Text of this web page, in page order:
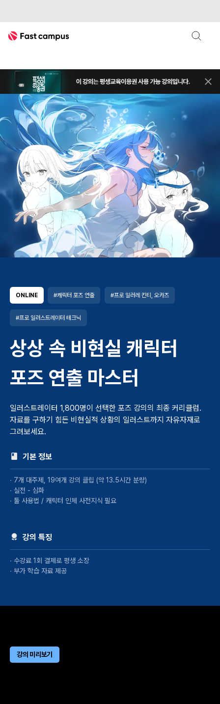
Fast Campus
상단
네오아카데미 : 상상 속 비현실 캐
네오아카데미
캐주얼일러스트
ONLINE #캐릭터 포즈 연출 #프로 일러레 킨티, 오카즈
#프로 일러스트레이터 테크닉
상상 속 비현실 캐릭터
포즈 연출 마스터
일러스트레이터 1,800명이 선택한 포즈 강의의 최종 커리큘럼.
자료를 구하기 힘든 비현실적 상황의 일러스트까지 자유자재로
그려보세요.
기본 정보
∙ 7개 대주제, 19여개 강의 클립 (약 13.5시간 분량)
∙ 실전 - 심화
∙ 툴 사용법 / 캐릭터 인체 사전지식 필요
강의 특징
∙ 수강료 1회 결제로 평생 소장
∙ 부가 학습 자료 제공
강의 미리보기